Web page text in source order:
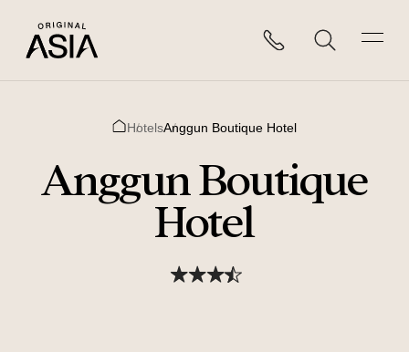
HotelsAnggun Boutique Hotel
Anggun Boutique
Hotel